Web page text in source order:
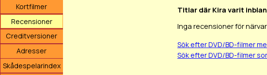
Kortfilmer
Recensioner
Creditversioner
Adresser
Skådespelarindex
Titlar där Kira varit
Inga recensioner för
Sök efter DVD/BD-filmer
Sök efter DVD/BD-filmer